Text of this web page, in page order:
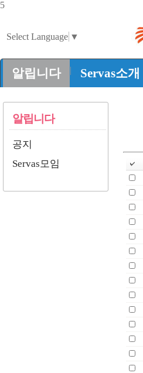
5
Select Language ▼
알립니다 | Servas소개
알립니다
공지
Servas모임